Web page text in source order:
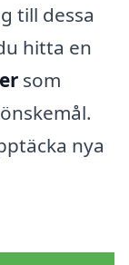
till dessa
hitta en
som
nya